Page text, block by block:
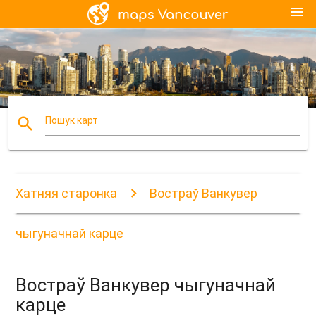
menu
search Пошук карт
Хатняя старонка Востраў Ванкувер
чыгуначнай карце
Востраў Ванкувер чыгуначнай
карце